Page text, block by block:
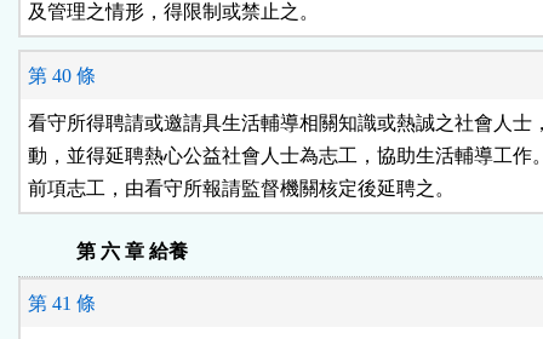
及管理之情形，得限制或禁止之。
第 40 條
看守所得聘請或邀請具生活輔導相關知識或熱誠之社會人士
動，並得延聘熱心公益社會人士為志工，協助生活輔導工作
前項志工，由看守所報請監督機關核定後延聘之。
第 六 章 給養
第 41 條